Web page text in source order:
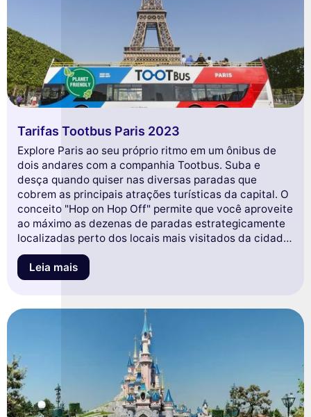
Este site utiliza
cookies
Tarifas Tootbus Paris 2023
Explore Paris ao seu próprio ritmo em um ônibus de
dois andares com a companhia Tootbus. Suba e
desça quando quiser nas diversas paradas que
cobrem as principais atrações turísticas da capital. O
conceito "Hop on Hop Off" permite que você aproveite
ao máximo as dezenas de paradas estrategicamente
localizadas perto dos locais mais visitados da cidade.
Paris não terá mais segredos para você, graças aos
comentários disponíveis em 12 idiomas com
audioguias pessoais. Esses ônibus panorâmicos, com
oferecem uma vista incomparável dos monumentos
de Paris. A Tootbus garante uma experiência perfeita
e econômica com passes adaptados às suas
necessidades.
Leia mais